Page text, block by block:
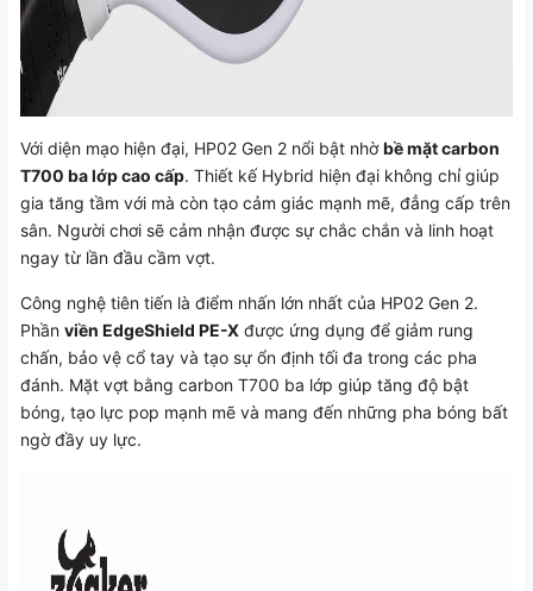
Với diện mạo hiện đại, HP02 Gen 2 nổi bật nhờbề mặt carbon
T700 ba lớp cao cấp. Thiết kế Hybrid hiện đại không chỉ giúp
gia tăng tầm với mà còn tạo cảm giác mạnh mẽ, đẳng cấp trên
sân. Người chơi sẽ cảm nhận được sự chắc chắn và linh hoạt
ngay từ lần đầu cầm vợt.
Công nghệ tiên tiến là điểm nhấn lớn nhất của HP02 Gen 2.
Phần viền EdgeShield PE-X được ứng dụng để giảm rung
chấn, bảo vệ cổ tay và tạo sự ổn định tối đa trong các pha
đánh. Mặt vợt bằng carbon T700 ba lớp giúp tăng độ bật
bóng, tạo lực pop mạnh mẽ và mang đến những pha bóng bất
ngờ đầy uy lực.